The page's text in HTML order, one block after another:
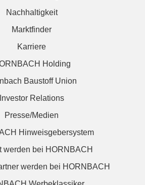
Nachhaltigkeit
Marktfinder
Karriere
Holding
Baustoff Union
Investor Relations
Presse/Medien
Hinweisgebersystem
werden bei HORNBACH
werden bei HORNBACH